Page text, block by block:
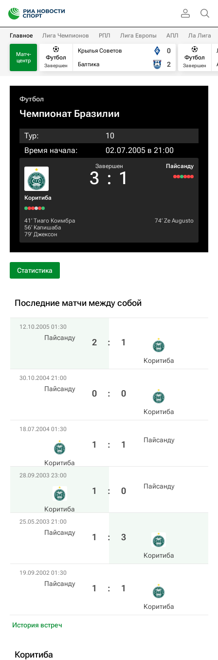
Главное Лига Чемпионов РПЛ Лига Европы АПЛ Ла Лига
Матч-
центр
Футбол
Завершен
Крылья Советов
Балтика
0
2
Футбол
Завершен
Футбол
Чемпионат Бразилии
Тур:
10
Время начала:
02.07.2005 в 21:00
Коритиба
Завершен
3 : 1
Пайсанду
41‎’‎ Тиаго Коимбра
56‎’‎ Капишаба
79‎’‎ Джексон
74‎’‎ Ze Augusto
Статистика
Последние матчи между собой
12.10.2005 01:30
Пайсанду 2 : 1
Коритиба
30.10.2004 21:00
Пайсанду 0 : 0
Коритиба
18.07.2004 01:30
Коритиба
1 : 1 Пайсанду
28.09.2003 23:00
Коритиба
1 : 0 Пайсанду
25.05.2003 21:00
Пайсанду 1 : 3
Коритиба
19.09.2002 01:30
Пайсанду 1 : 1
Коритиба
История встреч
Коритиба